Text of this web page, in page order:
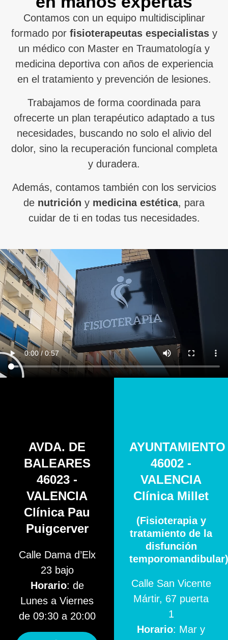
Contamos con un equipo multidisciplinar
formado por fisioterapeutas especialistasy
un médico con Master en Traumatología y
medicina deportiva con años de experiencia
en el tratamiento y prevención de lesiones.
Trabajamos de forma coordinada para
ofrecerte un plan terapéutico adaptado a tus
necesidades, buscando no solo el alivio del
dolor, sino la recuperación funcional completa
y duradera.
Además, contamos también con los servicios
de nutrición y medicina estética, para
cuidar de ti en todas tus necesidades.
AVDA. DE
BALEARES
46023 -
VALENCIA
Clínica Pau
Puigcerver
Calle Dama d’Elx
23 bajo
Horario: de
Lunes a Viernes
de 09:30 a 20:00
AYUNTAMIENTO
46002 -
VALENCIA
Clínica Millet
(Fisioterapia y
tratamiento de la
disfunción
temporomandibular)
Calle San Vicente
Mártir, 67 puerta
1
Horario: Mar y